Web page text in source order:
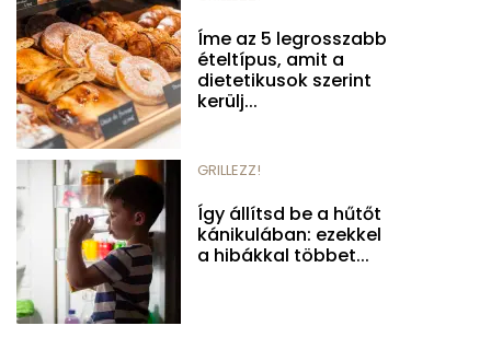
Íme az 5 legrosszabb
ételtípus, amit a
dietetikusok szerint
kerülj...
GRILLEZZ!
Így állítsd be a hűtőt
kánikulában: ezekkel
a hibákkal többet...